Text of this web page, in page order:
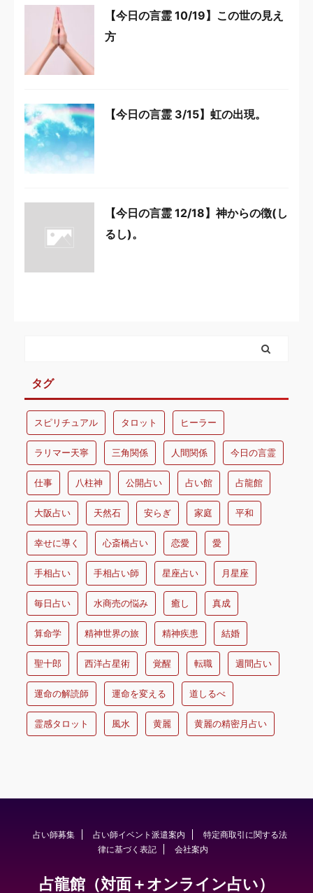
【今日の言霊 10/19】この世の見え
方
【今日の言霊 3/15】虹の出現。
【今日の言霊 12/18】神からの徴(し
るし)。
タグ
スピリチュアル タロット ヒーラー
ラリマー天寧 三角関係 人間関係 今日の言霊
仕事 八柱神 公開占い 占い館 占龍館
大阪占い 天然石 安らぎ 家庭 平和
幸せに導く 心斎橋占い 恋愛 愛
手相占い 手相占い師 星座占い 月星座
毎日占い 水商売の悩み 癒し 真成
算命学 精神世界の旅 精神疾患 結婚
聖十郎 西洋占星術 覚醒 転職 週間占い
運命の解読師 運命を変える 道しるべ
霊感タロット 風水 黄麗 黄麗の精密月占い
占い師募集 占い師イベント派遣案内
特定商取引に関する法
律に基づく表記
会社案内
占龍館（対面＋オンライン占い）